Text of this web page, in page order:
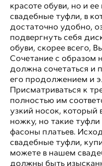
красоте обуви, но и
свадебные туфли, в
достаточно удобно,
подвергнуть себя
обуви, скорее всего,
Сочетание с образом
должна сочетаться и
его продолжением и
Присматриваться к
полностью им
узкий носок, который
ножку, но такие
фасоны платьев.
свадебные туфли,
можете в нашем
должны быть